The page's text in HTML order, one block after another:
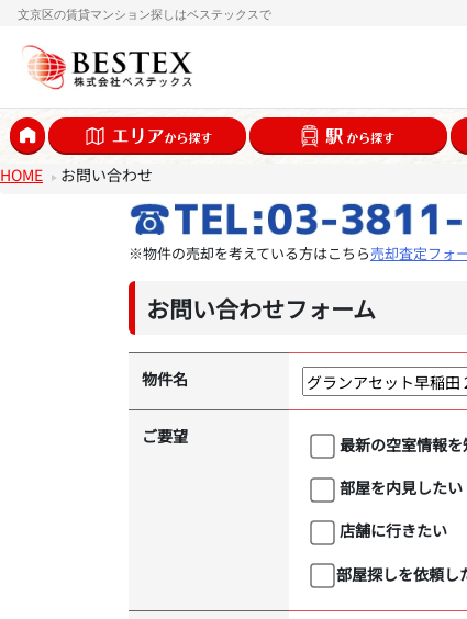
文京区の賃貸マンション探しはベステックスで
HOME お問い合わせ
※物件の売却を考えている方はこちら売却査定フォ
お問い合わせフォーム
物件名
ご要望
最新の空室情報
部屋を内見したい
店舗に行きたい
部屋探しを依頼し